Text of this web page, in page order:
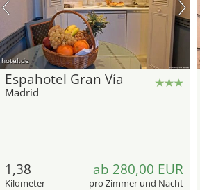
hotel.de
Espahotel Gran Vía
Madrid
1,38
Kilometer
ab 280,00 EUR
pro Zimmer und Nacht